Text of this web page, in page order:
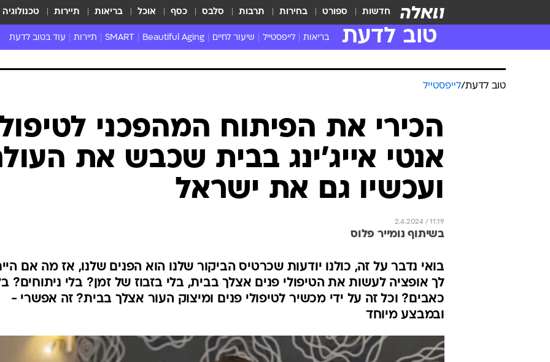
חדשות ספורט בחירות תרבות סלבס כסף אוכל בריאות תיירות טכנולוגיה
טוב לדעת בריאות לייפסטייל שיעור לחיים Beautiful Aging
SMART תיירות עוד בטוב לדעת
פאבלו
טוב לדעת/לייפסטייל
הכירי את הפיתוח המהפכני
אנטי אייג'ינג בבית שכבש את
ועכשיו גם את ישראל
2.4.2024 / 11:19
בשיתוף נומייר פלוס
בואי נדבר על זה, כולנו יודעות שכרטיס הביקור שלנו הוא הפנים שלנו, אז מה אם
לך אופציה לעשות את הטיפולי פנים אצלך בבית, בלי בזבוז של זמן? בלי ניתוחים?
כאבים? וכל זה על ידי מכשיר לטיפולי פנים ומיצוק העור אצלך בבית? זה אפשרי -
ובמבצע מיוחד